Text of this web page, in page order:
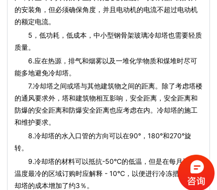
的安装角，但必须确保角度，并且电动机的电流不超过电动机
的额定电流。
5，低功耗，低成本，中小型钢骨架玻璃冷却塔也需要轻质
质量。
6.应在热源，排气和烟雾以及一堆化学物质和煤堆时尽可
能多地避免冷却塔。
7.冷却塔之间或塔与其他建筑物之间的距离。除了考虑塔楼
的通风要求外，塔和建筑物相互影响，安全距离，安全距离和
防爆的安全距离和防爆安全距离也应考虑在内。冷却塔的施工
和维护要求。
8.冷却塔的水入口管的方向可以在90°，180°和270°旋
转。
9.冷却塔的材料可以抵抗-50°C的低温，但是在每月平均
温度最冷的区域订购时应解释 - 10°C，以便进行冷冻措施。冷
却塔的成本增加了约3％。